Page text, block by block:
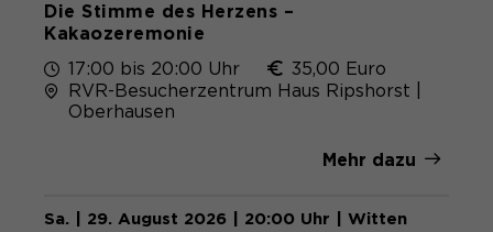
Die Stimme des Herzens –
Kakaozeremonie
17:00 bis 20:00 Uhr
35,00 Euro
RVR-Besucherzentrum Haus Ripshorst |
Oberhausen
Mehr dazu
Sa. | 29. August 2026 | 20:00 Uhr | Witten